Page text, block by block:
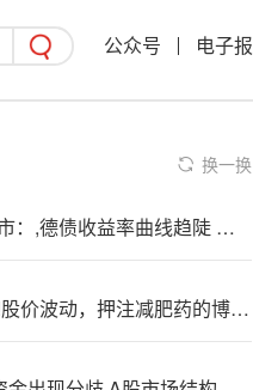
公众号 电子报
换一换
欧洲债市：,德债收益率曲线趋陡 短端跑赢
短期内!股价波动，押注减肥药的博瑞医药亟需资金“输血”